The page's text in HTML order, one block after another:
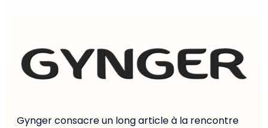
Gynger consacre un long article à la rencontre